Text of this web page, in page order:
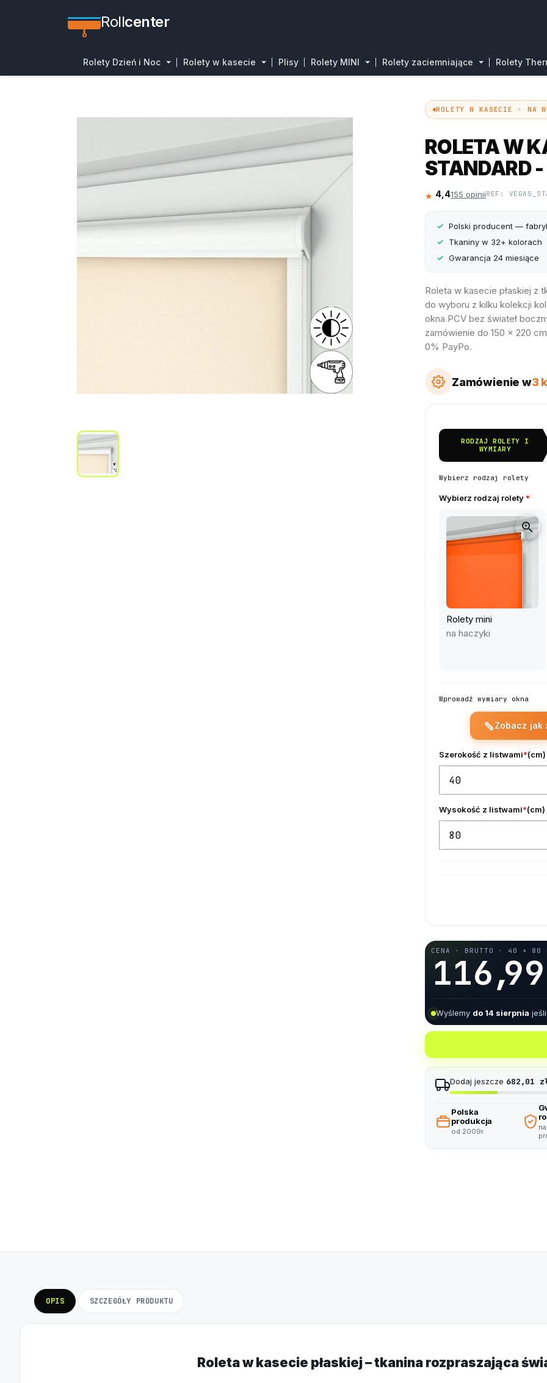
Rollcenter
Rolety Dzień i Noc Rolety w kasecie Plisy Rolety MINI Rolety zaciemniające Rolety
ROLETY W KASECIE · NA
ROLETA W
STANDARD
★★★★☆
4,4155 opiniiREF:
Polski producent —
Tkaniny w 32+ kolorach
Gwarancja 24 miesiące
Roleta w kasecie płaskiej z
do wyboru z kilku kolekcji
okna PCV bez świateł
zamówienie do 150 × 220
0% PayPo.
Zamówienie w3
RODZAJ ROLETY I
WYMIARY
Wybierz rodzaj rolety
Wybierz rodzaj rolety *
zoom_in
Rolety mini
na haczyki
Wprowadź wymiary okna
Zobacz jak
Szerokość z listwami*(cm)
Wysokość z listwami*(cm)
CENA · BRUTTO · 40 × 80
0
1
2
3
4
5
6
0
1
2
3
4
5
6
0
1
2
5
6
7
8
9
,
1
2
3
4
5
8
9
1
2
3
4
5
8
9
Wyślemy do 14 sierpnia
Dodaj jeszcze 682,01
Polska
produkcja
od 2009r.
OPIS SZCZEGÓŁY PRODUKTU
Roleta w kasecie płaskiej – tkanina rozpraszająca